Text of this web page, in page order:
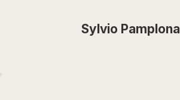
Sylvio Pamplona